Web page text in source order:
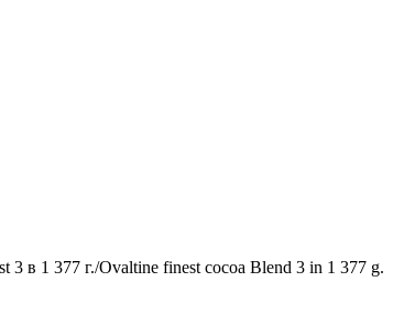
3 в 1 377 г./Ovaltine finest cocoa Blend 3 in 1 377 g.